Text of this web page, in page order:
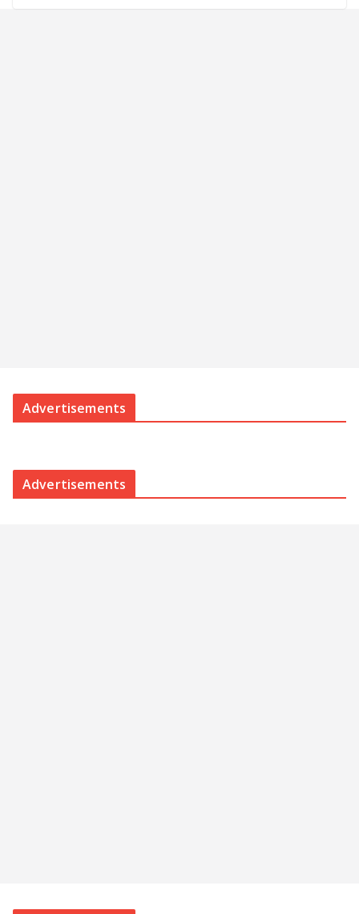
Advertisements
Advertisements